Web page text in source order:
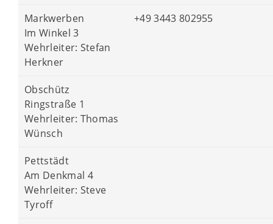
Markwerben
Im Winkel 3
Wehrleiter: Stefan
Herkner
+49 3443 802955
Obschütz
Ringstraße 1
Wehrleiter: Thomas
Wünsch
Pettstädt
Am Denkmal 4
Wehrleiter: Steve
Tyroff